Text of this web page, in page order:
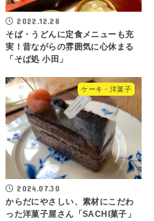
2022.12.28
そば・うどんに定食メニューも充
実！昔ながらの雰囲気に心休まる
「そば処 小田」
ケーキ・洋菓子
2024.07.30
からだにやさしい、素材にこだわ
った洋菓子屋さん「SACHI菓子」